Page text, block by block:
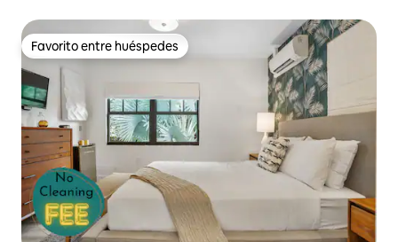
Favorito entre huéspedes
Favorito entre huéspedes